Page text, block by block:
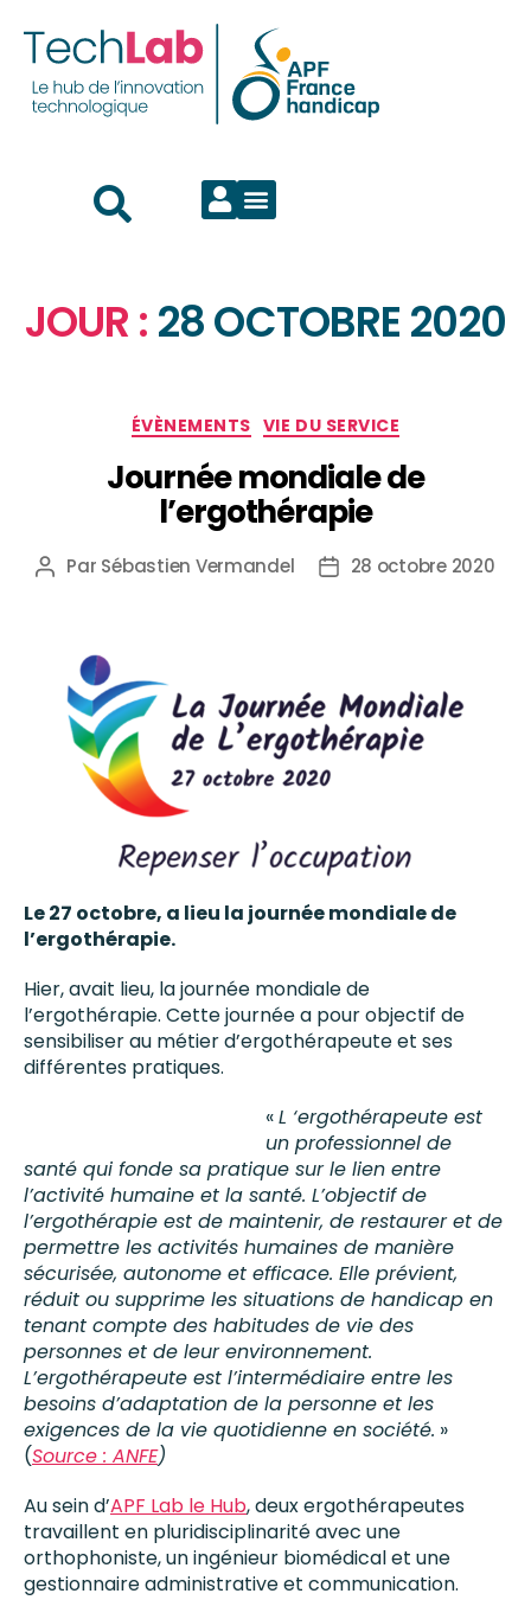
JOUR : 28 OCTOBRE 2020
ÉVÈNEMENTS VIE DU SERVICE
Journée mondiale de
l’ergothérapie
Par Sébastien Vermandel 28 octobre 2020
Le 27 octobre, a lieu la journée mondiale de
l’ergothérapie.
Hier, avait lieu, la journée mondiale de
l’ergothérapie. Cette journée a pour objectif de
sensibiliser au métier d’ergothérapeute et ses
différentes pratiques.
«L ‘ergothérapeute est
un professionnel de
santé qui fonde sa pratique sur le lien entre
l’activité humaine et la santé. L’objectif de
l’ergothérapie est de maintenir, de restaurer et de
permettre les activités humaines de manière
sécurisée, autonome et efficace. Elle prévient,
réduit ou supprime les situations de handicap en
tenant compte des habitudes de vie des
personnes et de leur environnement.
L’ergothérapeute est l’intermédiaire entre les
besoins d’adaptation de la personne et les
exigences de la vie quotidienne en société. »
(Source : ANFE)
Au sein d’APF Lab le Hub, deux ergothérapeutes
travaillent en pluridisciplinarité avec une
orthophoniste, un ingénieur biomédical et une
gestionnaire administrative et communication.